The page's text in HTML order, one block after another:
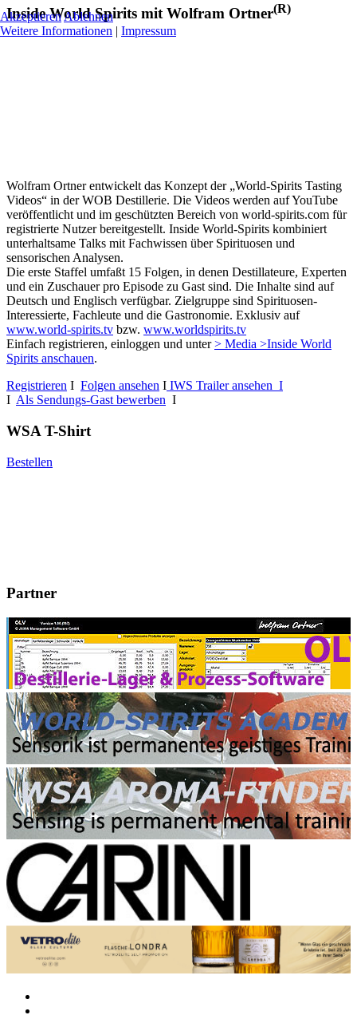
Inside World Spirits mit Wolfram Ortner(R)
Wolfram Ortner entwickelt das Konzept der „World-Spirits Tasting
Videos“ in der WOB Destillerie. Die Videos werden auf YouTube
veröffentlicht und im geschützten Bereich von world-spirits.com für
registrierte Nutzer bereitgestellt. Inside World-Spirits kombiniert
unterhaltsame Talks mit Fachwissen über Spirituosen und
sensorischen Analysen.
Die erste Staffel umfaßt 15 Folgen, in denen Destillateure, Experten
und ein Zuschauer pro Episode zu Gast sind. Die Inhalte sind auf
Deutsch und Englisch verfügbar. Zielgruppe sind Spirituosen-
Interessierte, Fachleute und die Gastronomie. Exklusiv auf
www.world-spirits.tv bzw. www.worldspirits.tv
Einfach registrieren, einloggen und unter> Media >Inside World
Spirits anschauen.
Registrieren I Folgen ansehen I IWS Trailer ansehen I
I Als Sendungs-Gast bewerben I
WSA T-Shirt
Bestellen
Partner
AkzeptierenAblehnen
Weitere Informationen | Impressum